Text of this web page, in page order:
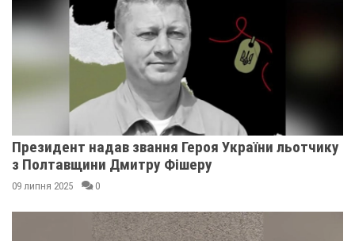
Президент надав звання Героя України льотчику
з Полтавщини Дмитру Фішеру
09 липня 2025 0